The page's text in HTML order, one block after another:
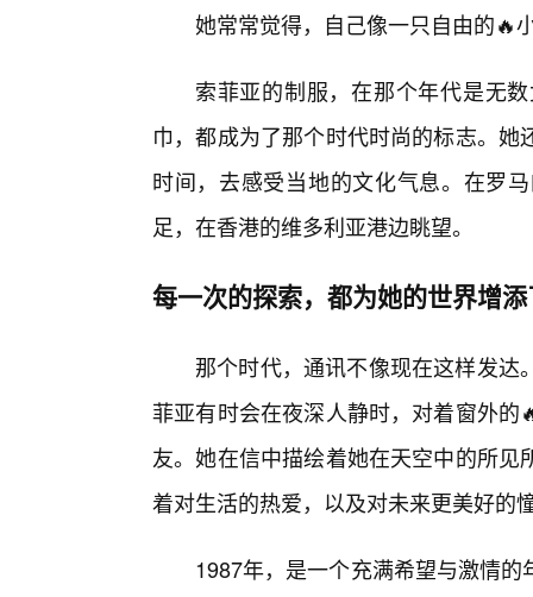
她常常觉得，自己像一只自由的🔥
索菲亚的制服，在那个年代是无
巾，都成为了那个时代时尚的标志。
时间，去感受当地的文化气息。在罗
足，在香港的维多利亚港边眺望。
每一次的探索，都为她的世界增
那个时代，通讯不像现在这样发
菲亚有时会在夜深人静时，对着窗外
友。她在信中描绘着她在天空中的所
着对生活的热爱，以及对未来更美好的
1987年，是一个充满希望与激情